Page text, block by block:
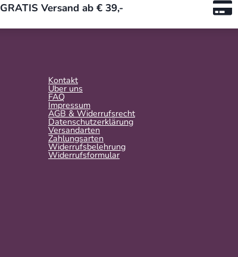
GRATIS Versand ab € 39,-
Kontakt
Über uns
FAQ
Impressum
AGB & Widerrufsrecht
Datenschutzerklärung
Versandarten
Zahlungsarten
Widerrufsbelehrung
Widerrufs­formular